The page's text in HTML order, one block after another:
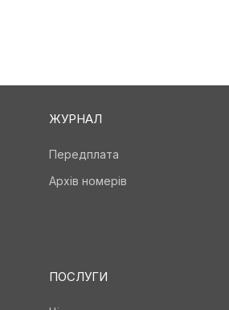
ЖУРНАЛ
Передплата
Архів номерів
ПОСЛУГИ